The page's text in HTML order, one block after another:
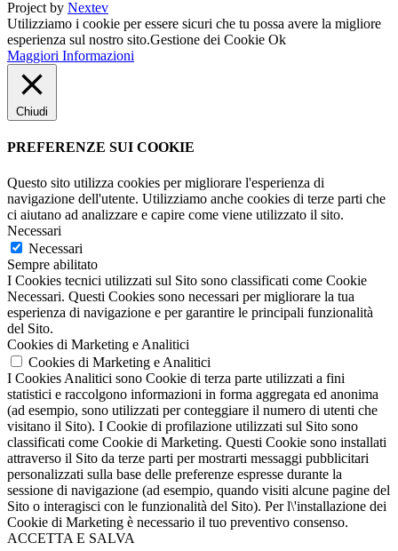
Project by Nextev
Utilizziamo i cookie per essere sicuri che tu possa avere la migliore
esperienza sul nostro sito.Gestione dei Cookie Ok
Maggiori Informazioni
Chiudi
PREFERENZE SUI COOKIE
Questo sito utilizza cookies per migliorare l'esperienza di
navigazione dell'utente. Utilizziamo anche cookies di terze parti che
ci aiutano ad analizzare e capire come viene utilizzato il sito.
Necessari
Necessari
Sempre abilitato
I Cookies tecnici utilizzati sul Sito sono classificati come Cookie
Necessari. Questi Cookies sono necessari per migliorare la tua
esperienza di navigazione e per garantire le principali funzionalità
del Sito.
Cookies di Marketing e Analitici
Cookies di Marketing e Analitici
I Cookies Analitici sono Cookie di terza parte utilizzati a fini
statistici e raccolgono informazioni in forma aggregata ed anonima
(ad esempio, sono utilizzati per conteggiare il numero di utenti che
visitano il Sito). I Cookie di profilazione utilizzati sul Sito sono
classificati come Cookie di Marketing. Questi Cookie sono installati
attraverso il Sito da terze parti per mostrarti messaggi pubblicitari
personalizzati sulla base delle preferenze espresse durante la
sessione di navigazione (ad esempio, quando visiti alcune pagine del
Sito o interagisci con le funzionalità del Sito). Per l\'installazione dei
Cookie di Marketing è necessario il tuo preventivo consenso.
ACCETTA E SALVA